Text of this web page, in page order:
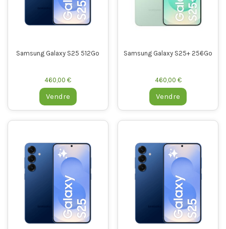
Samsung Galaxy S25 512Go
460,00 €
Vendre
Samsung Galaxy S25+ 256Go
460,00 €
Vendre